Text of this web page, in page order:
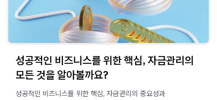
성공적인 비즈니스를 위한 핵심, 자금관리의
모든 것을 알아볼까요?
성공적인 비즈니스를 위한 핵심, 자금관리의 중요성과